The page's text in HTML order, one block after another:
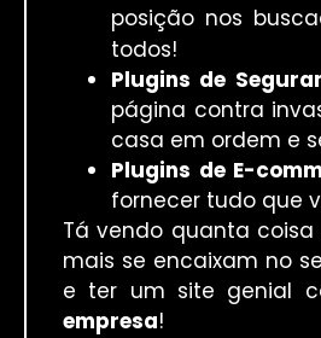
posição nos
todos!
Plugins de
página contra
casa em ordem e
Plugins de E-
fornecer tudo que
Tá vendo quanta
mais se encaixam no
e ter um site genial
empresa!